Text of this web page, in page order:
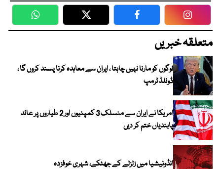
WhatsApp Twitter Facebook
متعلقہ خبریں
لوگوں کو مارنا نہیں چاہتا ، ایران سے معاہدہ کرنا پسند کروں گا ،
ڈونلڈ ٹرمپ
امریکا نے ایران سے منسلک 3 کمپنیوں اور 2 طیاروں پر عائد
پابندیاں ختم کر دیں
انڈونیشیا میں زلزلے کے جھٹکے، شہری خوفزدہ